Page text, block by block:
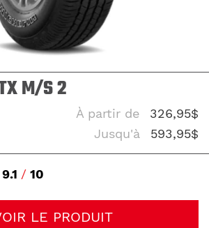
M/S 2
À partir de
326,95$
Jusqu'à
593,95$
9.1 / 10
LE PRODUIT